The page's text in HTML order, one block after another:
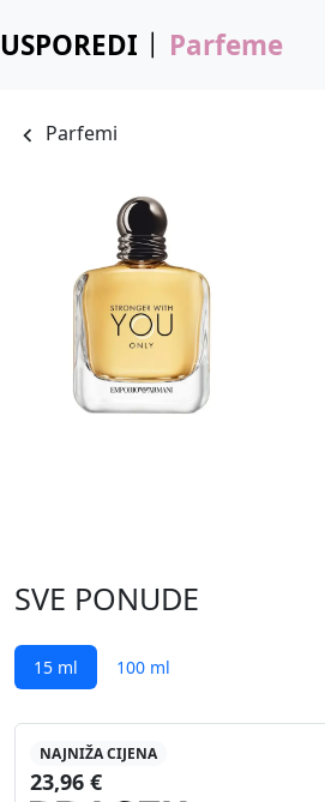
USPOREDI Parfeme
Parfemi
SVE PONUDE
15 ml 100 ml
NAJNIŽA CIJENA
23,96 €